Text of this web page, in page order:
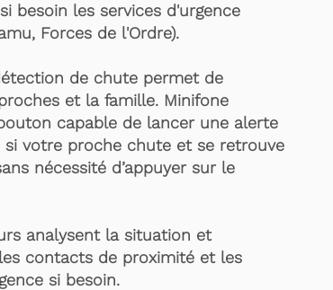
besoin les services d'urgence
Forces de l'Ordre).
de chute permet de
et la famille. Minifone
capable de lancer une alerte
si votre proche chute et se retrouve
nécessité d’appuyer sur le
analysent la situation et
contacts de proximité et les
si besoin.